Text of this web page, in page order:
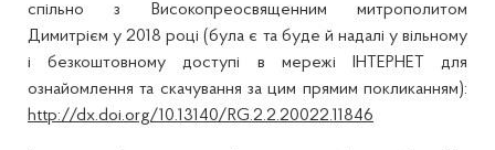
спільно з Високопреосвященним митрополитом
Димитрієм у 2018 році (була є та буде й надалі у вільному
і безкоштовному доступі в мережі ІНТЕРНЕТ для
ознайомлення та скачування за цим прямим покликанням):
http://dx.doi.org/10.13140/RG.2.2.20022.11846